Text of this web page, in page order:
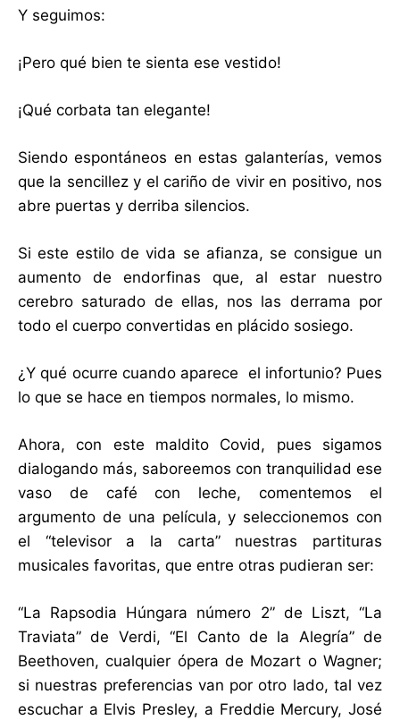
Y seguimos:
¡Pero qué bien te sienta ese vestido!
¡Qué corbata tan elegante!
Siendo espontáneos en estas galanterías, vemos
que la sencillez y el cariño de vivir en positivo, nos
abre puertas y derriba silencios.
Si este estilo de vida se afianza, se consigue un
aumento de endorfinas que, al estar nuestro
cerebro saturado de ellas, nos las derrama por
todo el cuerpo convertidas en plácido sosiego.
¿Y qué ocurre cuando aparece el infortunio? Pues
lo que se hace en tiempos normales, lo mismo.
Ahora, con este maldito Covid, pues sigamos
dialogando más, saboreemos con tranquilidad ese
vaso de café con leche, comentemos el
argumento de una película, y seleccionemos con
el “televisor a la carta” nuestras partituras
musicales favoritas, que entre otras pudieran ser:
“La Rapsodia Húngara número 2” de Liszt, “La
Traviata” de Verdi, “El Canto de la Alegría” de
Beethoven, cualquier ópera de Mozart o Wagner;
si nuestras preferencias van por otro lado, tal vez
escuchar a Elvis Presley, a Freddie Mercury, José